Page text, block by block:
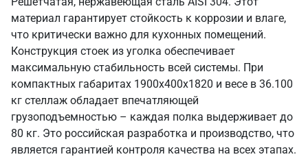
материал гарантирует стойкость к коррозии и влаге,
что критически важно для кухонных помещений.
Конструкция стоек из уголка обеспечивает
максимальную стабильность всей системы. При
компактных габаритах 1900х400х1820 и весе в 36.100
кг стеллаж обладает впечатляющей
грузоподъемностью – каждая полка выдерживает до
80 кг. Это российская разработка и производство, что
является гарантией контроля качества на всех этапах.